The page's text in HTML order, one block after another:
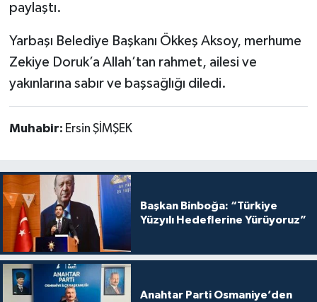
paylaştı.
Yarbaşı Belediye Başkanı Ökkeş Aksoy, merhume
Zekiye Doruk’a Allah’tan rahmet, ailesi ve
yakınlarına sabır ve başsağlığı diledi.
Muhabir: Ersin ŞİMŞEK
Başkan Binboğa: “Türkiye
Yüzyılı Hedeflerine Yürüyoruz”
Anahtar Parti Osmaniye’den